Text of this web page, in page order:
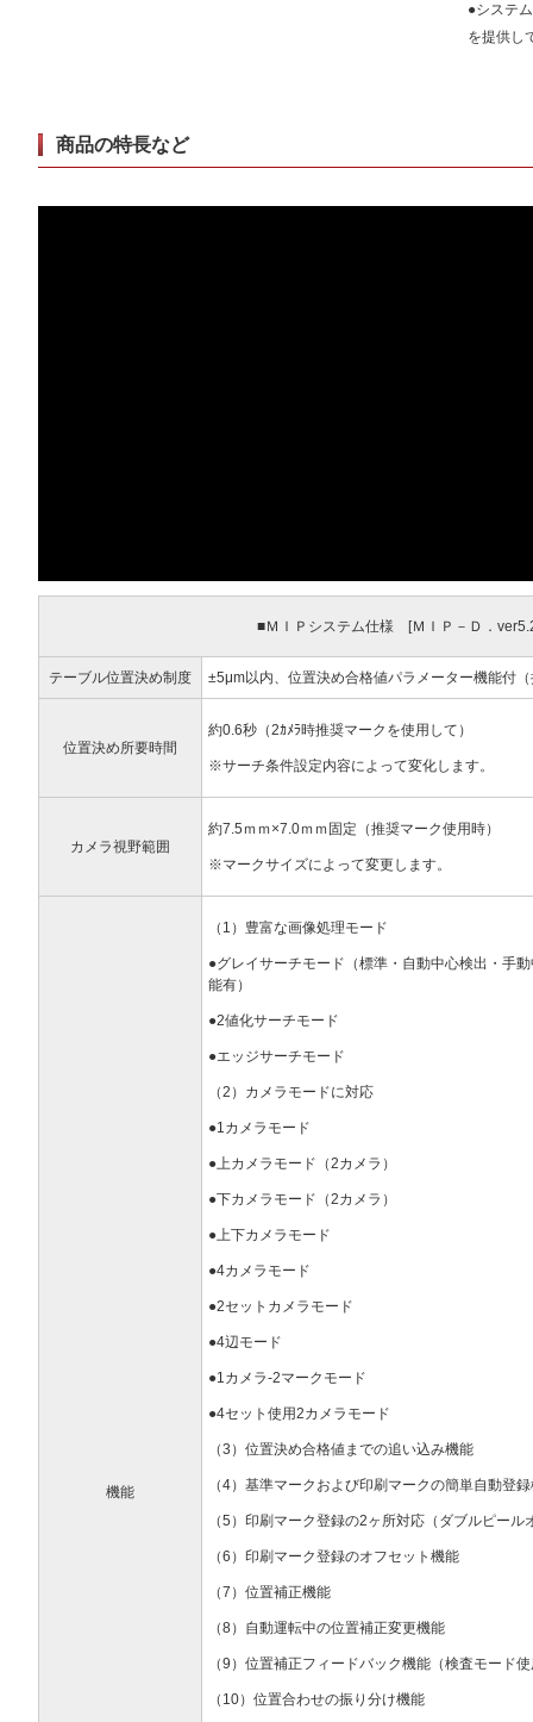
●システ
を提供し
商品の特長など
■ＭＩＰシステム仕様 [ＭＩＰ－Ｄ．
テーブル位置決め制度 ±5μm以内、位置決め合格値パラメーター機能付
位置決め所要時間
約0.6秒（2ｶﾒﾗ時推奨マークを使用して）
※サーチ条件設定内容によって変化します。
カメラ視野範囲
約7.5ｍｍ×7.0ｍｍ固定（推奨マーク使用時）
※マークサイズによって変更します。
機能
（1）豊富な画像処理モード
●グレイサーチモード（標準・自動中心検出・手
能有）
●2値化サーチモード
●エッジサーチモード
（2）カメラモードに対応
●1カメラモード
●上カメラモード（2カメラ）
●下カメラモード（2カメラ）
●上下カメラモード
●4カメラモード
●2セットカメラモード
●4辺モード
●1カメラ-2マークモード
●4セット使用2カメラモード
（3）位置決め合格値までの追い込み機能
（4）基準マークおよび印刷マークの簡単自動登
（5）印刷マーク登録の2ヶ所対応（ダブルピー
（6）印刷マーク登録のオフセット機能
（7）位置補正機能
（8）自動運転中の位置補正変更機能
（9）位置補正フィードバック機能（検査モード
（10）位置合わせの振り分け機能